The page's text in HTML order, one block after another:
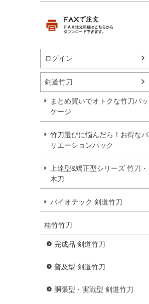
ログイン
剣道竹刀
まとめ買いでオトクな竹刀パッ
ケージ
竹刀選びに悩んだら！お得なバ
リエーションパック
上達型&矯正型シリーズ 竹刀・
木刀
バイオテック 剣道竹刀
桂竹竹刀
完成品 剣道竹刀
普及型 剣道竹刀
胴張型・実戦型 剣道竹刀